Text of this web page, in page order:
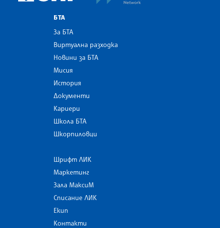
БТА
За БТА
Виртуална разходка
Новини за БТА
Мисия
История
Документи
Кариери
Школа БТА
Шкорпиловци
Шрифт ЛИК
Маркетинг
Зала МаксиМ
Списание ЛИК
Екип
Контакти